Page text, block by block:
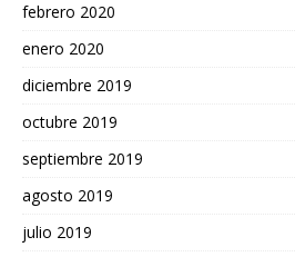
febrero 2020
enero 2020
diciembre 2019
octubre 2019
septiembre 2019
agosto 2019
julio 2019